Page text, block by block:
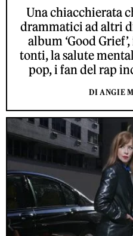
Una chiacchierata
drammatici ad altri
album ‘Good
tonti, la salute
pop, i fan del rap
DI ANGIE